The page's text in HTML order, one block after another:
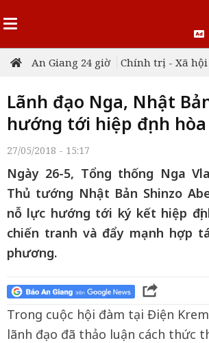
An Giang 24 giờ Chính trị - Xã hội
Lãnh đạo Nga, Nhật
hướng tới hiệp định
27/05/2018 - 15:17
Ngày 26-5, Tổng thống Nga
Thủ tướng Nhật Bản Shinzo
nỗ lực hướng tới ký kết hiệp
chiến tranh và đẩy mạnh hợp
phương.
Trong cuộc hội đàm tại Điện
lãnh đạo đã thảo luận cách thức